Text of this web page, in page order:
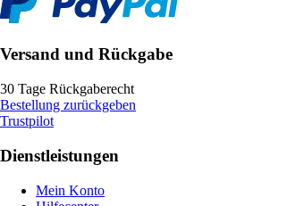
Versand und Rückgabe
30 Tage Rückgaberecht
Bestellung zurückgeben
Trustpilot
Dienstleistungen
Mein Konto